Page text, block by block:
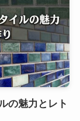
の魅力とレト